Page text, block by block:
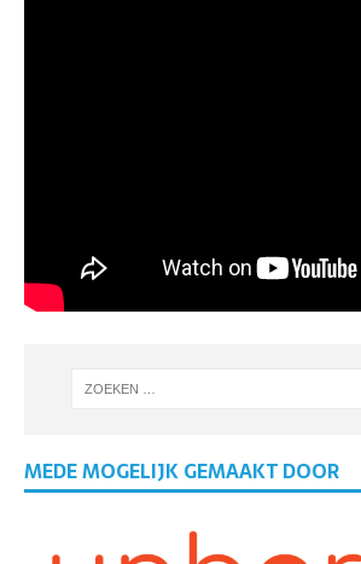
MEDE MOGELIJK GEMAAKT DOOR